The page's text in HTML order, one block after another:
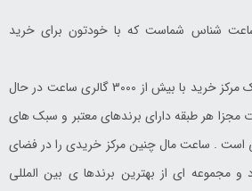
شناس شماست که با خودتون برای خرید
تصور کنید در فضای زیبای یک مرکز خرید با بیش از 3000 گالری ساعت در حال
هر طبقه دارای برندهای معتبر و سبک های
است . ساعت مال چنین مرکز خریدی را در فضای
و مجموعه ای از بهترین برندها ی بین المللی